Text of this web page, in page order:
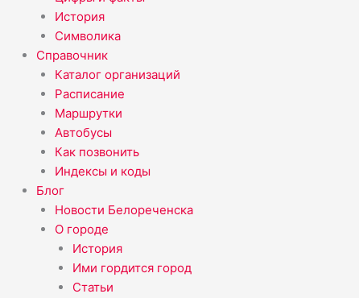
История
Символика
Справочник
Каталог организаций
Расписание
Маршрутки
Автобусы
Как позвонить
Индексы и коды
Блог
Новости Белореченска
О городе
История
Ими гордится город
Статьи